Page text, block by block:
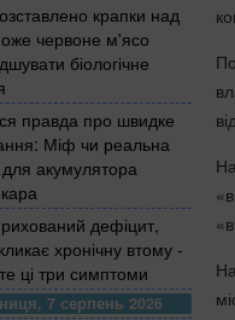
крапки над
червоне м'ясо
біологічне
правда про швидке
Міф чи реальна
для акумулятора
дефіцит,
хронічну втому -
ці три симптоми
7 серпень 2026